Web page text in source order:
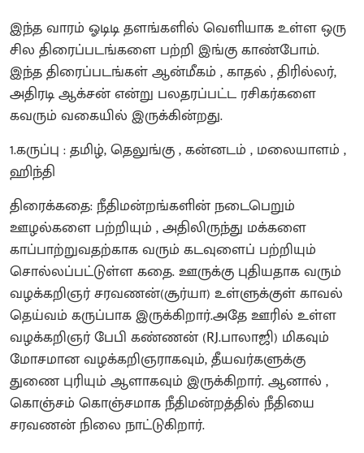
இந்த வாரம் ஓடிடி தளங்களில் வெளியாக உள்ள ஒரு
சில திரைப்படங்களை பற்றி இங்கு காண்போம்.
இந்த திரைப்படங்கள் ஆன்மீகம் , காதல் , திரில்லர்,
அதிரடி ஆக்சன் என்று பலதரப்பட்ட ரசிகர்களை
கவரும் வகையில் இருக்கின்றது.
1.கருப்பு : தமிழ், தெலுங்கு , கன்னடம் , மலையாளம் ,
ஹிந்தி
திரைக்கதை: நீதிமன்றங்களின் நடைபெறும்
ஊழல்களை பற்றியும் , அதிலிருந்து மக்களை
காப்பாற்றுவதற்காக வரும் கடவுளைப் பற்றியும்
சொல்லப்பட்டுள்ள கதை. ஊருக்கு புதியதாக வரும்
வழக்கறிஞர் சரவணன்(சூர்யா) உள்ளுக்குள் காவல்
தெய்வம் கருப்பாக இருக்கிறார்.அதே ஊரில் உள்ள
வழக்கறிஞர் பேபி கண்ணன் (RJ.பாலாஜி) மிகவும்
மோசமான வழக்கறிஞராகவும், தீயவர்களுக்கு
துணை புரியும் ஆளாகவும் இருக்கிறார். ஆனால் ,
கொஞ்சம் கொஞ்சமாக நீதிமன்றத்தில் நீதியை
சரவணன் நிலை நாட்டுகிறார்.